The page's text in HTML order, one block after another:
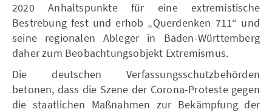
2020 Anhaltspunkte für eine extremistische
Bestrebung fest und erhob „Querdenken 711“ und
seine regionalen Ableger in Baden-Württemberg
daher zum Beobachtungsobjekt Extremismus.
Die deutschen Verfassungsschutzbehörden
betonen, dass die Szene der Corona-Proteste gegen
die staatlichen Maßnahmen zur Bekämpfung der